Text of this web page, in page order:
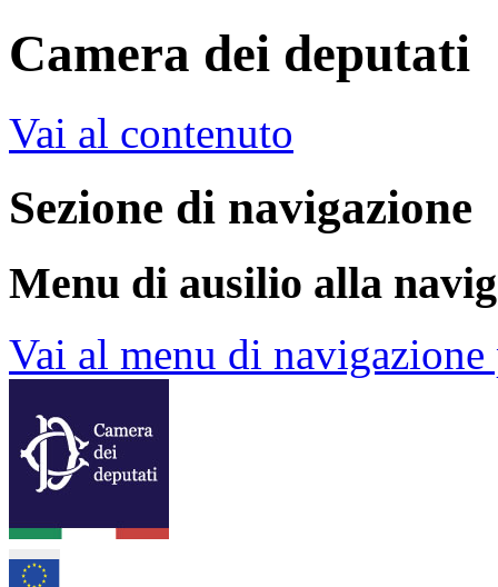
Camera dei deputati
Vai al contenuto
Sezione di navigazione
Menu di ausilio alla
Vai al menu di